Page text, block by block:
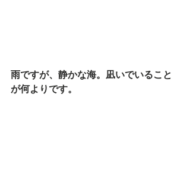
雨ですが、静かな海。凪いでいること
が何よりです。